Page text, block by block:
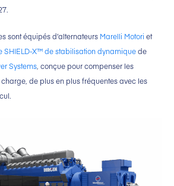
sont équipés d’alternateurs Marelli Motori et
SHIELD-X™ de stabilisation dynamiquede
Systems , conçue pour compenser les
de plus en plus fréquentes avec les